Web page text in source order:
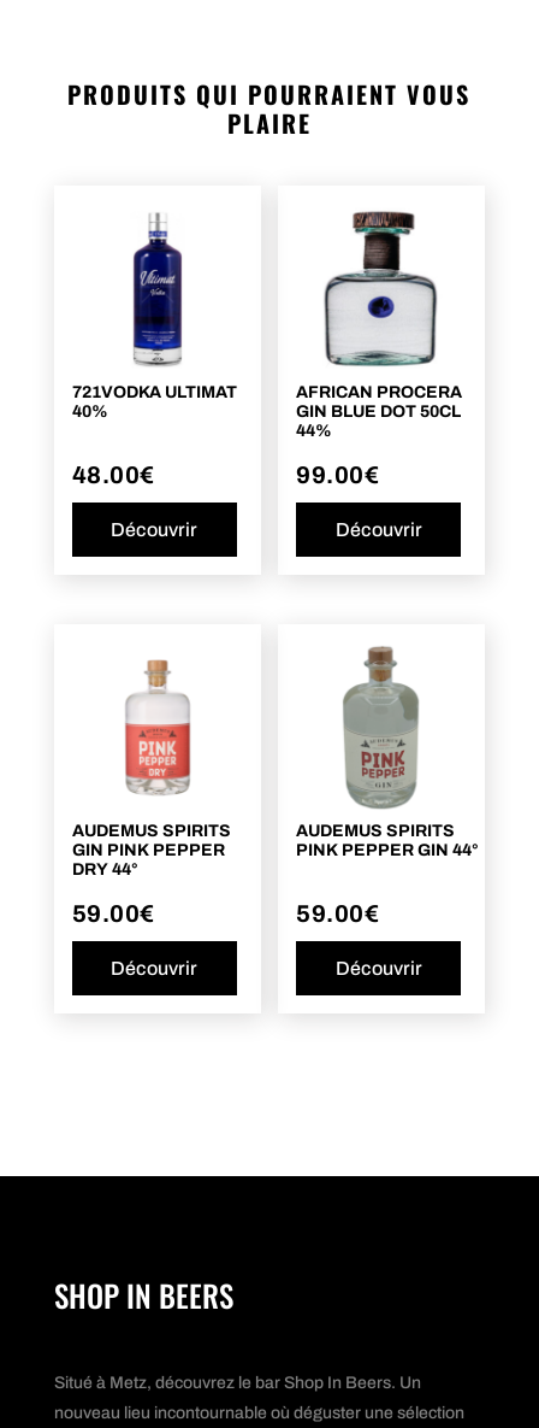
PRODUITS QUI POURRAIENT VOUS
PLAIRE
721VODKA ULTIMAT
40%
48.00€
Découvrir
AFRICAN PROCERA
GIN BLUE DOT 50CL
44%
99.00€
Découvrir
AUDEMUS SPIRITS
GIN PINK PEPPER
DRY 44°
59.00€
Découvrir
AUDEMUS SPIRITS
PINK PEPPER GIN 44°
59.00€
Découvrir
SHOP IN BEERS
Situé à Metz, découvrez le bar Shop In Beers. Un
nouveau lieu incontournable où déguster une sélection